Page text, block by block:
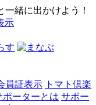
緒に出かけよう！
示
員証表示 トマト倶楽
ポーターとは サポー